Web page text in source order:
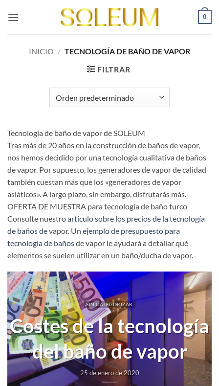
0
INICIO / TECNOLOGÍA DE BAÑO DE VAPOR
FILTRAR
Tecnología de baño de vapor de SOLEUM
Tras más de 20 años en la construcción de baños de vapor,
nos hemos decidido por una tecnología cualitativa de baños
de vapor. Por supuesto, los generadores de vapor de calidad
también cuestan más que los «generadores de vapor
asiáticos». A largo plazo, sin embargo, disfrutarás más.
OFERTA DE MUESTRA para tecnología de baño turco
Consulte nuestroartículo sobre los precios de la tecnología
de baños devapor. Un ejemplo de presupuesto para
tecnología de bañosde vapor le ayudará a detallar qué
elementos se suelen utilizar en un baño/ducha de vapor.
SIN CATEGORIZAR
Costes de la tecnología
del baño de vapor
25 de enero de 2020